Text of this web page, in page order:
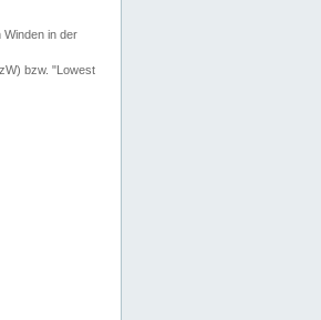
Winden in der
bzw. "Lowest